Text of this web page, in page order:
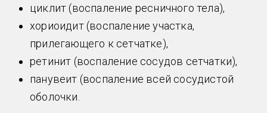
циклит (воспаление ресничного тела),
хориоидит (воспаление участка,
прилегающего к сетчатке),
ретинит (воспаление сосудов сетчатки),
панувеит (воспаление всей сосудистой
оболочки.